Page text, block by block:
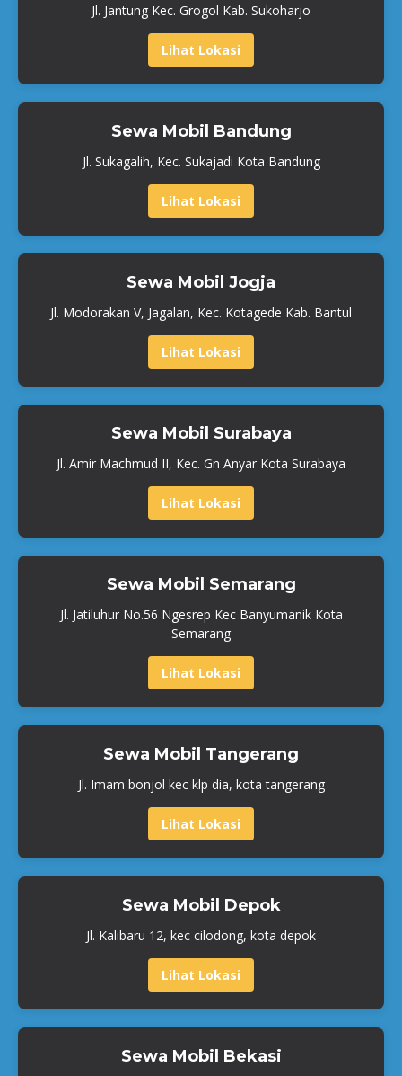
Jl. Jantung Kec. Grogol Kab. Sukoharjo
Lihat Lokasi
Sewa Mobil Bandung
Jl. Sukagalih, Kec. Sukajadi Kota Bandung
Lihat Lokasi
Sewa Mobil Jogja
Jl. Modorakan V, Jagalan, Kec. Kotagede Kab. Bantul
Lihat Lokasi
Sewa Mobil Surabaya
Jl. Amir Machmud II, Kec. Gn Anyar Kota Surabaya
Lihat Lokasi
Sewa Mobil Semarang
Jl. Jatiluhur No.56 Ngesrep Kec Banyumanik Kota
Semarang
Lihat Lokasi
Sewa Mobil Tangerang
Jl. Imam bonjol kec klp dia, kota tangerang
Lihat Lokasi
Sewa Mobil Depok
Jl. Kalibaru 12, kec cilodong, kota depok
Lihat Lokasi
Sewa Mobil Bekasi